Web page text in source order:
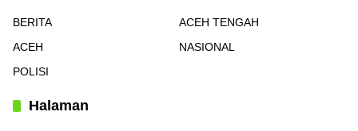
BERITA
ACEH TENGAH
ACEH
NASIONAL
POLISI
Halaman